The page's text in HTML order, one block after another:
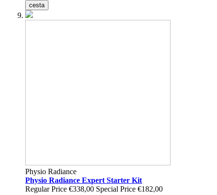
cesta
Physio Radiance
Physio Radiance Expert Starter Kit
Regular Price €338,00 Special Price €182,00